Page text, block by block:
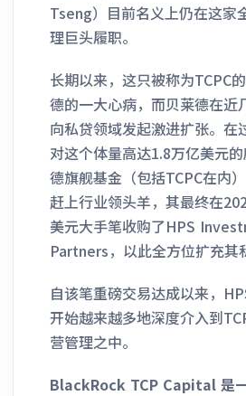
Tseng）目前名义上仍在这家
理巨头履职。
长期以来，这只被称为TCPC
德的一大心病，而贝莱德在近
向私贷领域发起激进扩张。在
对这个体量高达1.8万亿美元
德旗舰基金（包括TCPC在内
赶上行业领头羊，其最终在
美元大手笔收购了HPS
Partners，以此全方位扩充其
自该笔重磅交易达成以来，
开始越来越多地深度介入到
营管理之中。
BlackRock TCP Capital 是